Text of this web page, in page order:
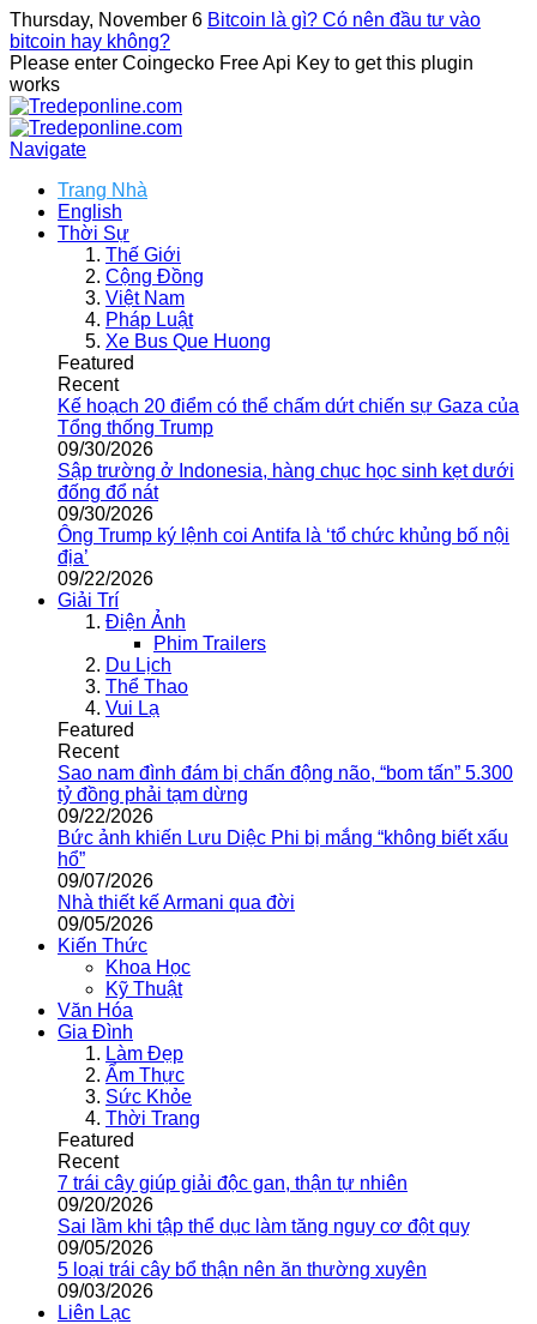
Thursday, November 6 Bitcoin là gì? Có nên đầu tư vào
bitcoin hay không?
Please enter Coingecko Free Api Key to get this plugin
works
Navigate
Trang Nhà
English
Thời Sự
Thế Giới
Cộng Đồng
Việt Nam
Pháp Luật
Xe Bus Que Huong
Featured
Recent
Kế hoạch 20 điểm có thể chấm dứt chiến sự Gaza của
Tổng thống Trump
09/30/2026
Sập trường ở Indonesia, hàng chục học sinh kẹt dưới
đống đổ nát
09/30/2026
Ông Trump ký lệnh coi Antifa là ‘tổ chức khủng bố nội
địa’
09/22/2026
Giải Trí
Điện Ảnh
Phim Trailers
Du Lịch
Thể Thao
Vui Lạ
Featured
Recent
Sao nam đình đám bị chấn động não, “bom tấn” 5.300
tỷ đồng phải tạm dừng
09/22/2026
Bức ảnh khiến Lưu Diệc Phi bị mắng “không biết xấu
hổ”
09/07/2026
Nhà thiết kế Armani qua đời
09/05/2026
Kiến Thức
Khoa Học
Kỹ Thuật
Văn Hóa
Gia Đình
Làm Đẹp
Ẩm Thực
Sức Khỏe
Thời Trang
Featured
Recent
7 trái cây giúp giải độc gan, thận tự nhiên
09/20/2026
Sai lầm khi tập thể dục làm tăng nguy cơ đột quỵ
09/05/2026
5 loại trái cây bổ thận nên ăn thường xuyên
09/03/2026
Liên Lạc